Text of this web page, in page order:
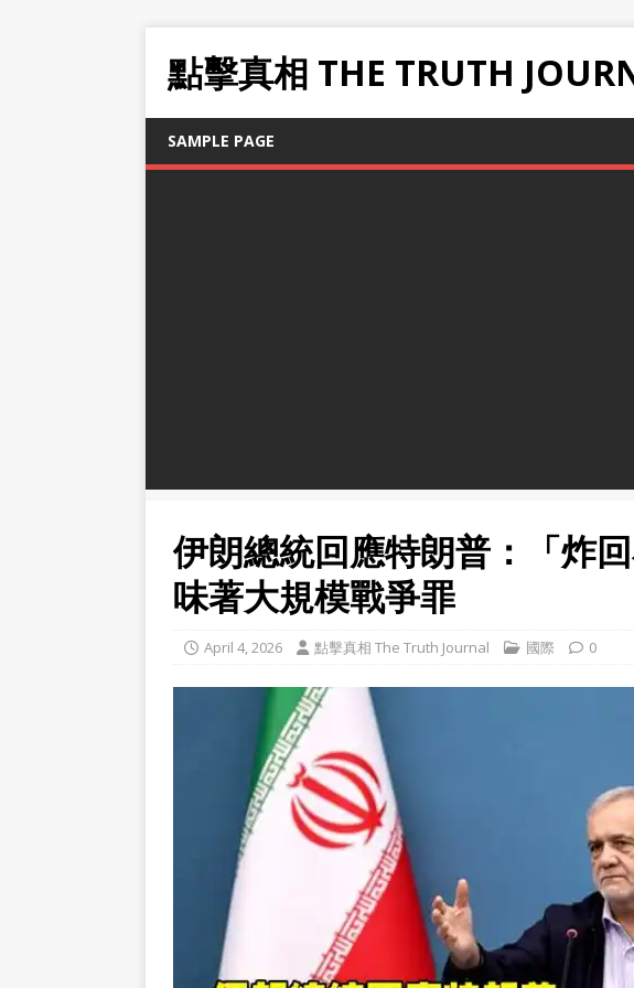
點擊真相 THE TRUTH
SAMPLE PAGE
伊朗總統回應特朗普：「炸
味著大規模戰爭罪
April 4, 2026 點擊真相 The Truth Journal 國際 0